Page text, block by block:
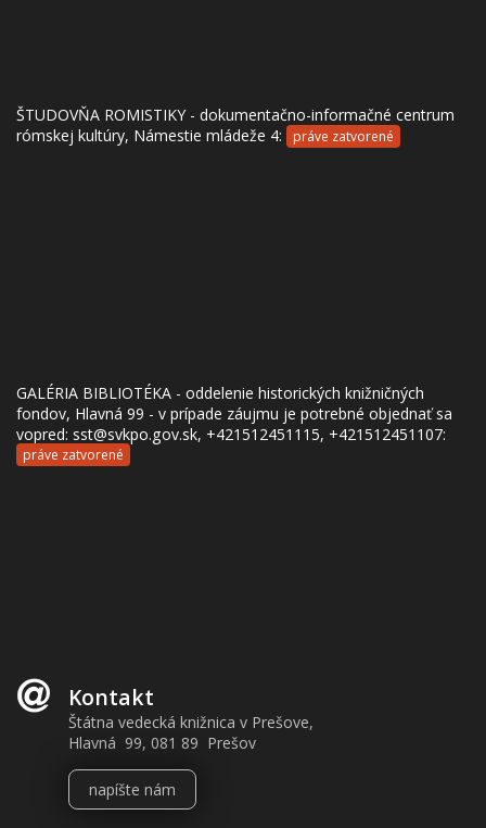
ŠTUDOVŇA ROMISTIKY - dokumentačno-informačné centrum
rómskej kultúry, Námestie mládeže 4:
práve zatvorené
GALÉRIA BIBLIOTÉKA - oddelenie historických knižničných
fondov, Hlavná 99 - v prípade záujmu je potrebné objednať sa
vopred: sst@svkpo.gov.sk, +421512451115, +421512451107:
práve zatvorené
Kontakt
Štátna vedecká knižnica v Prešove,
Hlavná 99, 081 89 Prešov
napíšte nám